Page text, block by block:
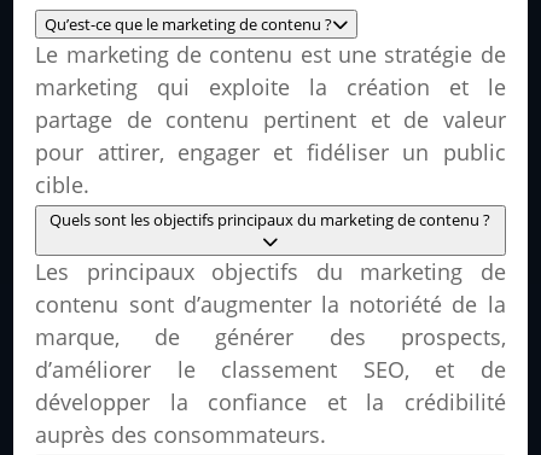
Qu’est-ce que le marketing de contenu ?
Le marketing de contenu est une stratégie de
marketing qui exploite la création et le
partage de contenu pertinent et de valeur
pour attirer, engager et fidéliser un public
cible.
Quels sont les objectifs principaux du marketing de contenu ?
Les principaux objectifs du marketing de
contenu sont d’augmenter la notoriété de la
marque, de générer des prospects,
d’améliorer le classement SEO, et de
développer la confiance et la crédibilité
auprès des consommateurs.